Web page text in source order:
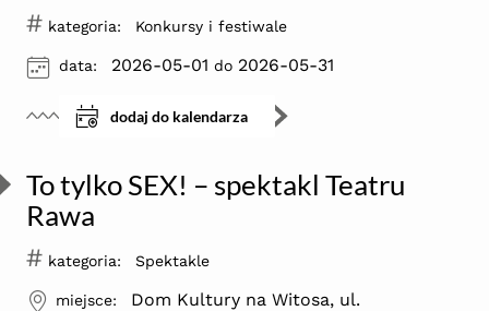
dodaj do kalendarza
# kategoria: Konkursy i festiwale
ikona
data: 2026-05-01 do 2026-05-31
To tylko SEX! – spektakl Teatru
Rawa
# kategoria: Spektakle
ikona
miejsce:
Dom Kultury na Witosa, ul.